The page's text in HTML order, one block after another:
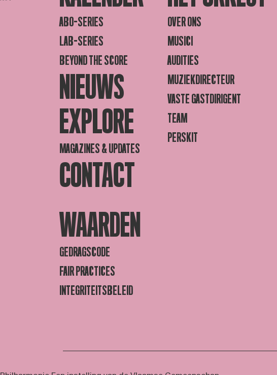
ABO-SERIES
LAB-SERIES
BEYOND THE SCORE
NIEUWS
EXPLORE
MAGAZINES & UPDATES
CONTACT
OVER ONS
MUSICI
AUDITIES
MUZIEKDIRECTEUR
VASTE GASTDIRIGENT
TEAM
PERSKIT
WAARDEN
GEDRAGSCODE
FAIR PRACTICES
INTEGRITEITSBELEID